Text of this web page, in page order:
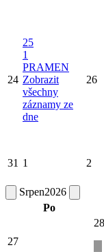
24
25
1
PRAMEN
Zobrazit
všechny
záznamy ze
dne
26
31 1 2
Srpen2026
Po
27
28